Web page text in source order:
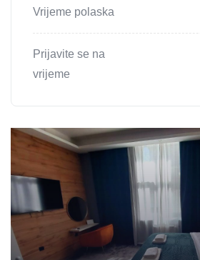
Vrijeme polaska
Prijavite se na
vrijeme